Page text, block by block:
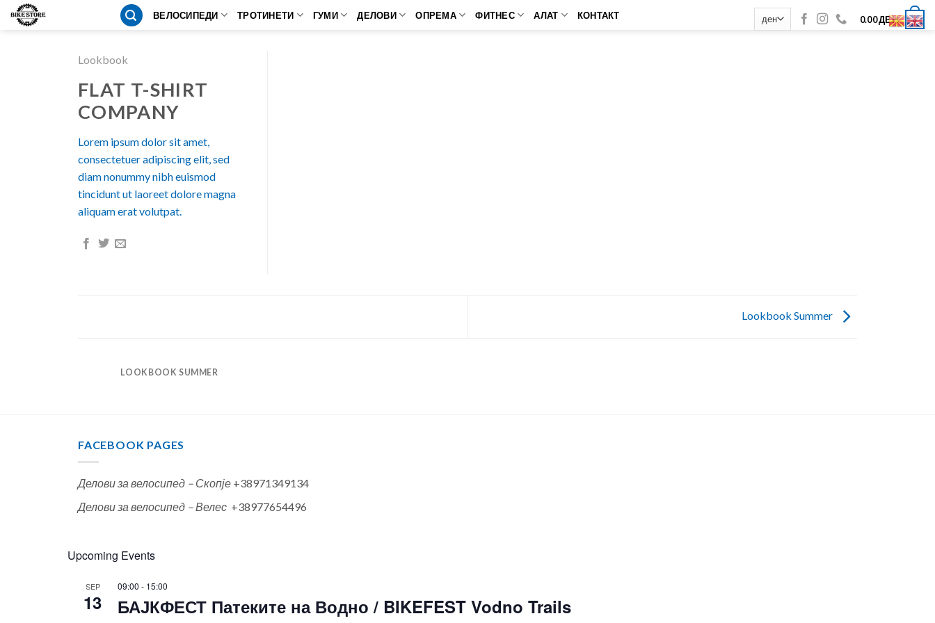
Skip
ВЕЛОСИПЕДИ ТРОТИНЕТИ ГУМИ ДЕЛОВИ ОПРЕМА ФИТНЕС АЛАТ КОНТАКТ 0.00ДЕН 0
Lookbook
FLAT T-SHIRT
COMPANY
Lorem ipsum dolor sit amet,
consectetuer adipiscing elit, sed
diam nonummy nibh euismod
tincidunt ut laoreet dolore magna
aliquam erat volutpat.
Lookbook Summer
LOOKBOOK SUMMER
FACEBOOK PAGES
Делови за велосипед – Скопје +38971349134
Делови за велосипед – Велес +38977654496
Upcoming Events
SEP
13
09:00 - 15:00
БАЈКФЕСТ Патеките на Водно / BIKEFEST Vodno Trails